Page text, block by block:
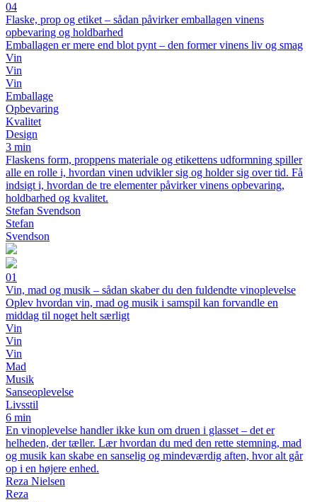
04
Flaske, prop og etiket – sådan påvirker emballagen vinens
opbevaring og holdbarhed
Emballagen er mere end blot pynt – den former vinens liv og smag
Vin
Vin
Vin
Emballage
Opbevaring
Kvalitet
Design
3 min
Flaskens form, proppens materiale og etikettens udformning spiller
alle en rolle i, hvordan vinen udvikler sig og holder sig over tid. Få
indsigt i, hvordan de tre elementer påvirker vinens opbevaring,
holdbarhed og kvalitet.
Stefan Svendson
Stefan
Svendson
01
Vin, mad og musik – sådan skaber du den fuldendte vinoplevelse
Oplev hvordan vin, mad og musik i samspil kan forvandle en
middag til noget helt særligt
Vin
Vin
Vin
Mad
Musik
Sanseoplevelse
Livsstil
6 min
En vinoplevelse handler ikke kun om druen i glasset – det er
helheden, der tæller. Lær hvordan du med den rette stemning, mad
og musik kan skabe en sanselig og mindeværdig aften, hvor alt går
op i en højere enhed.
Reza Nielsen
Reza